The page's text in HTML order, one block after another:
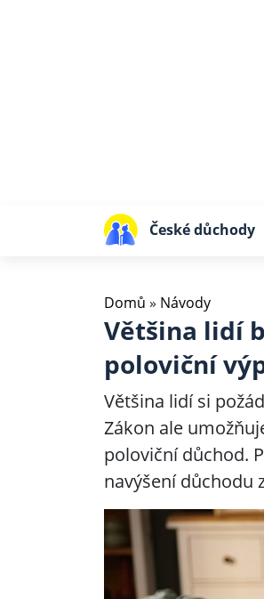
České důchody
Domů » Návody
Většina lidí
poloviční
Většina lidí si
Zákon ale
poloviční důchod.
navýšení důchodu